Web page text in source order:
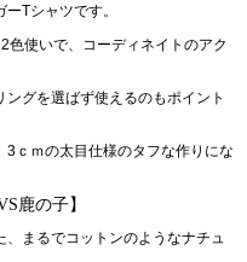
Tシャツです。
色使いで、コーディネイトのアク
グを選ばず使えるのもポイント
ｃｍの太目仕様のタフな作りにな
鹿の子】
まるでコットンのようなナチュ